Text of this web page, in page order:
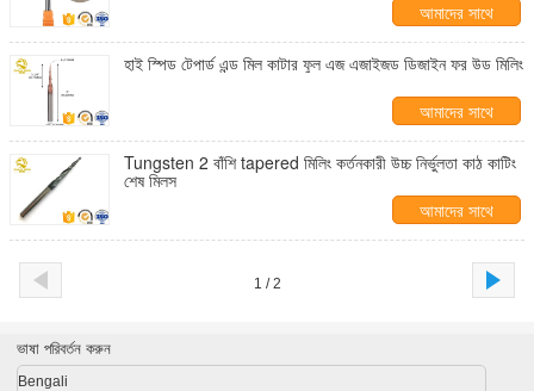
আমাদের সাথে
যোগাযোগ করুন
হাই স্পিড টেপার্ড এন্ড মিল কাটার ফুল এজ এজাইজড ডিজাইন ফর উড মিলিং
আমাদের সাথে
যোগাযোগ করুন
Tungsten 2 বাঁশি tapered মিলিং কর্তনকারী উচ্চ নির্ভুলতা কাঠ কাটিং
শেষ মিলস
আমাদের সাথে
যোগাযোগ করুন
1 / 2
ভাষা পরিবর্তন করুন
Bengali